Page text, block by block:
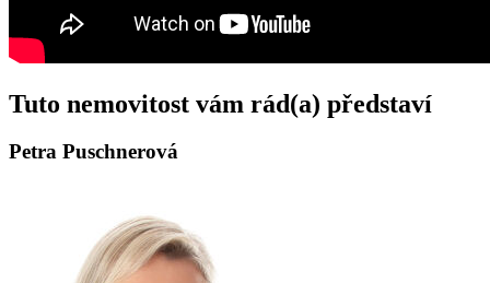
Tuto nemovitost vám rád(a) představí
Petra Puschnerová